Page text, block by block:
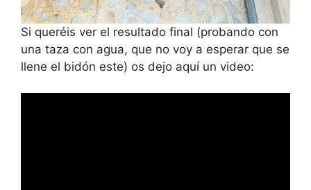
Si queréis ver el resultado final (probando con
una taza con agua, que no voy a esperar que se
llene el bidón este) os dejo aquí un video: